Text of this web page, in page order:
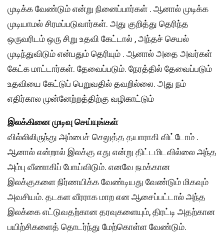
முடிக்க வேண்டும் என்று நினைப்பார்கள் . ஆனால் முடிக்க
முடியாமல் சிரமப்படுவார்கள். அது குறித்து தெரிந்த
ஒருவரிடம் ஒரு சிறு உதவி கேட்டால் , அந்தச் செயல்
முடிந்துவிடும் என்பதும் தெரியும் . ஆனால் அதை அவர்கள்
கேட்க மாட்டார்கள். தேவைப்படும். நேரத்தில் தேவைப்படும்
உதவியை கேட்டுப் பெறுவதில் தவறில்லை. அது நம்
எதிர்கால முன்னேற்றத்திற்கு வழிகாட்டும்
இலக்கினை முடிவு செய்யுங்கள்
வில்லிலிருந்து அம்பைச் செலுத்த தயாராகி விட்டோம் .
ஆனால் என்றால் இலக்கு எது என்று திட்டமிடவில்லை அந்த
அம்பு வீணாகிப் போய்விடும். எனவே நமக்கான
இலக்குகளை நிர்ணயிக்க வேண்டியது வேண்டும் மிகவும்
அவசியம். தடகள வீரராக மாற என ஆசைப்பட்டால் அந்த
இலக்கை எட்டுவதற்கான தரவுகளையும், திரட்டி அதற்கான
பயிற்சிகளைத் தொடர்ந்து மேற்கொள்ள வேண்டும்.